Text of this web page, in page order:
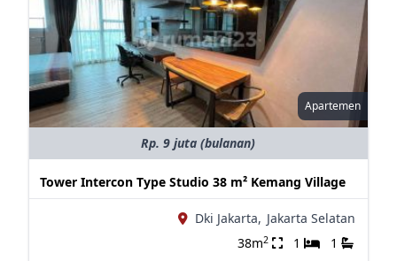
Apartemen
Rp. 9 juta (bulanan)
Tower Intercon Type Studio 38 m² Kemang Village
Dki Jakarta, Jakarta Selatan
38m2 1 1